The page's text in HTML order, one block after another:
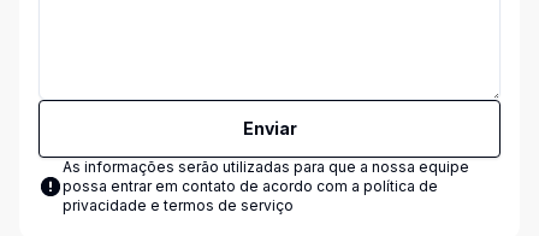
Enviar
As informações serão utilizadas para que a nossa equipe
possa entrar em contato de acordo com a política de
privacidade e termos de serviço